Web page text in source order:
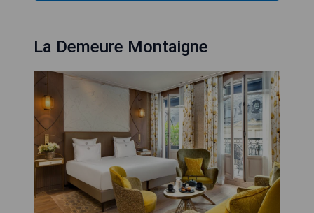
La Demeure Montaigne